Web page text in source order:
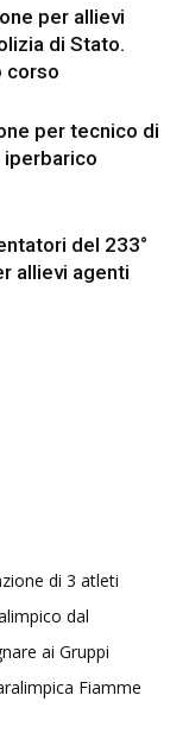
per allievi
di Stato.
corso
per tecnico di
iperbarico
del 233°
allievi agenti
di 3 atleti
dal
ai Gruppi
Fiamme